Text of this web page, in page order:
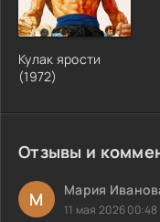
Кулак ярости
(1972)
Отзывы и
М Мария
11 мая 2026 00:48